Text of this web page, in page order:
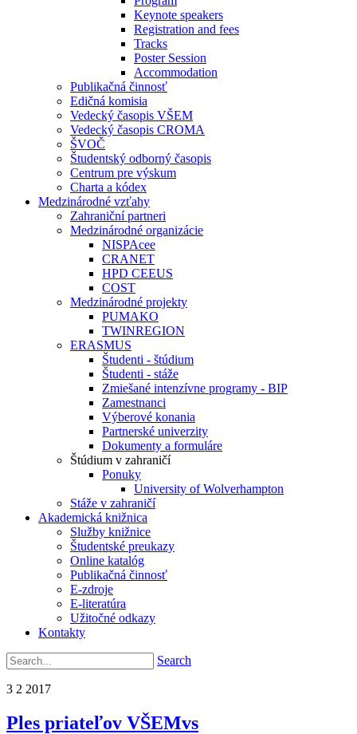
Keynote speakers
Registration and fees
Tracks
Poster Session
Accommodation
Publikačná činnosť
Edičná komisia
Vedecký časopis VŠEM
Vedecký časopis CROMA
ŠVOČ
Študentský odborný časopis
Centrum pre výskum
Charta a kódex
Medzinárodné vzťahy
Zahraniční partneri
Medzinárodné organizácie
NISPAcee
CRANET
HPD CEEUS
COST
Medzinárodné projekty
PUMAKO
TWINREGION
ERASMUS
Študenti - štúdium
Študenti - stáže
Zmiešané intenzívne programy - BIP
Zamestnanci
Výberové konania
Partnerské univerzity
Dokumenty a formuláre
Štúdium v zahraničí
Ponuky
University of Wolverhampton
Stáže v zahraničí
Akademická knižnica
Služby knižnice
Študentské preukazy
Online katalóg
Publikačná činnosť
E-zdroje
E-literatúra
Užitočné odkazy
Kontakty
Search
3 2 2017
Ples priateľov VŠEMvs